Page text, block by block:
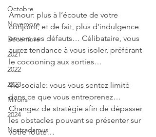
Octobre
Novembre
Décembre
2021
2022
2023
Miroirs
2024
Nostradamus
Amour: plus à l’écoute de votre
conjoint, et de fait, plus d’indulgence
envers ses défauts… Célibataire, vous
aurez tendance à vous isoler, préférant
le cocooning aux sorties…
Vie sociale: vous vous sentez limité
dans ce que vous entreprenez…
Changez de stratégie afin de dépasser
les obstacles pouvant se présenter sur
votre route…